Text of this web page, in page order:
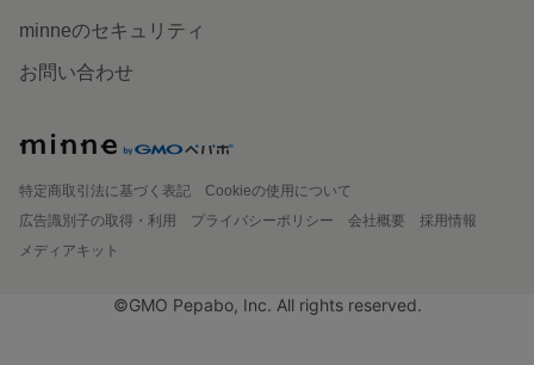
minneのセキュリティ
お問い合わせ
特定商取引法に基づく表記
Cookieの使用について
広告識別子の取得・利用
プライバシーポリシー 会社概要
採用情報
メディアキット
©GMO Pepabo, Inc. All rights reserved.